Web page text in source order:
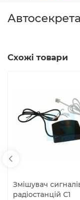
Схожі товари
Змішувач
радіостанцій С1